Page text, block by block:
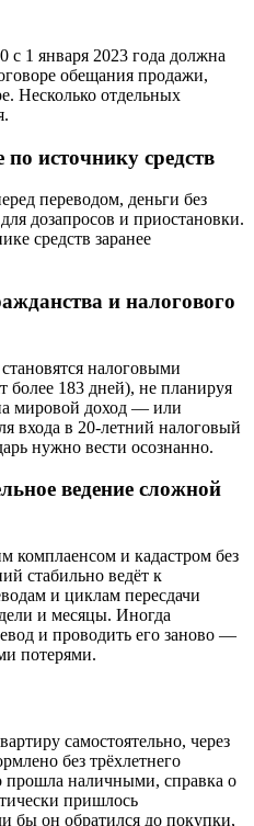
с 1 января 2023 года должна
обещания продажи,
Несколько отдельных
источнику средств
переводом, деньги без
дозапросов и приостановки.
средств заранее
и налогового
налоговыми
более 183 дней), не планируя
мировой доход — или
входа в 20-летний налоговый
нужно вести осознанно.
ведение сложной
комплаенсом и кадастром без
стабильно ведёт к
и циклам пересдачи
и месяцы. Иногда
и проводить его заново —
потерями.
самостоятельно, через
без трёхлетнего
прошла наличными, справка о
пришлось
бы он обратился до покупки,